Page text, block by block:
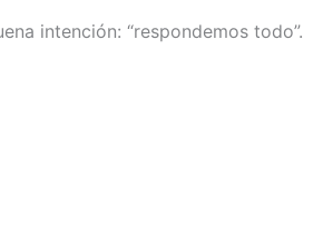
intención: “respondemos todo”.